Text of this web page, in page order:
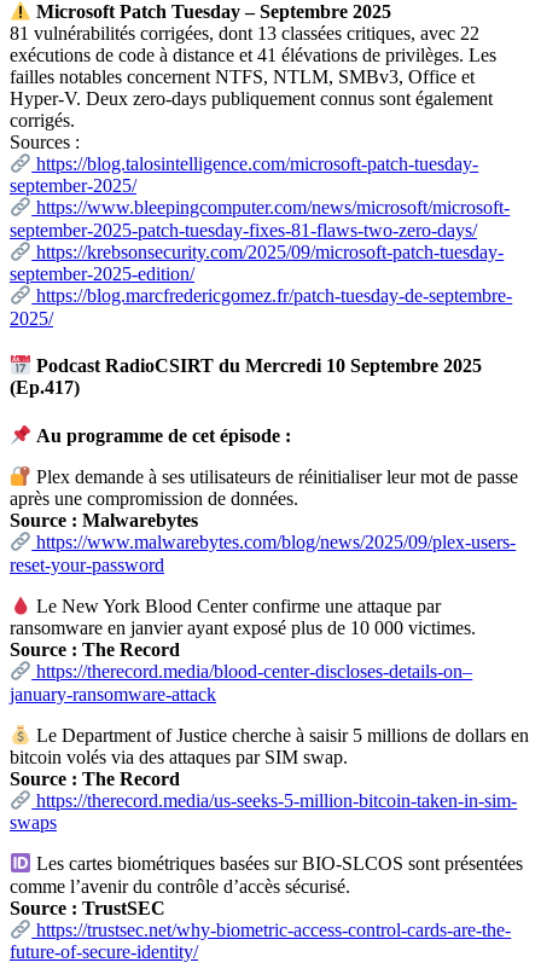
Microsoft Patch Tuesday – Septembre 2025
81 vulnérabilités corrigées, dont 13 classées critiques, avec 22
exécutions de code à distance et 41 élévations de privilèges. Les
failles notables concernent NTFS, NTLM, SMBv3, Office et
Hyper-V. Deux zero-days publiquement connus sont également
corrigés.
Sources :
https://blog.talosintelligence.com/microsoft-patch-tuesday-
september-2025/
https://www.bleepingcomputer.com/news/microsoft/microsoft-
september-2025-patch-tuesday-fixes-81-flaws-two-zero-days/
https://krebsonsecurity.com/2025/09/microsoft-patch-tuesday-
september-2025-edition/
https://blog.marcfredericgomez.fr/patch-tuesday-de-septembre-
2025/
Podcast RadioCSIRT du Mercredi 10 Septembre 2025
(Ep.417)
Au programme de cet épisode :
Plex demande à ses utilisateurs de réinitialiser leur mot de passe
après une compromission de données.
Source : Malwarebytes
https://www.malwarebytes.com/blog/news/2025/09/plex-users-
reset-your-password
Le New York Blood Center confirme une attaque par
ransomware en janvier ayant exposé plus de 10 000 victimes.
Source : The Record
https://therecord.media/blood-center-discloses-details-on–
january-ransomware-attack
Le Department of Justice cherche à saisir 5 millions de dollars en
bitcoin volés via des attaques par SIM swap.
Source : The Record
https://therecord.media/us-seeks-5-million-bitcoin-taken-in-sim-
swaps
Les cartes biométriques basées sur BIO-SLCOS sont présentées
comme l’avenir du contrôle d’accès sécurisé.
Source : TrustSEC
https://trustsec.net/why-biometric-access-control-cards-are-the-
future-of-secure-identity/